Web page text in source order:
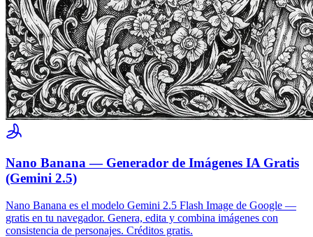
Nano Banana — Generador de Imágenes IA Gratis
(Gemini 2.5)
Nano Banana es el modelo Gemini 2.5 Flash Image de Google —
gratis en tu navegador. Genera, edita y combina imágenes con
consistencia de personajes. Créditos gratis.